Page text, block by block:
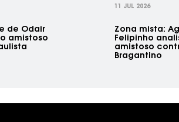
de Odair
amistoso
11 JUL 2026
Zona mista:
Felipinho
amistoso
Bragantino